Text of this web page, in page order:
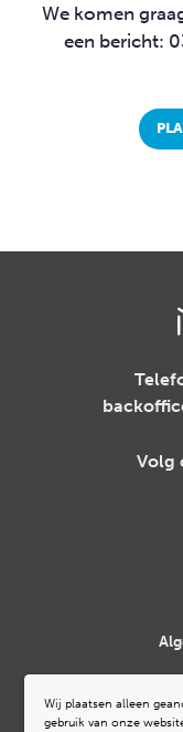
We komen
een bericht:
Volg
Wij plaatsen alleen
gebruik van onze